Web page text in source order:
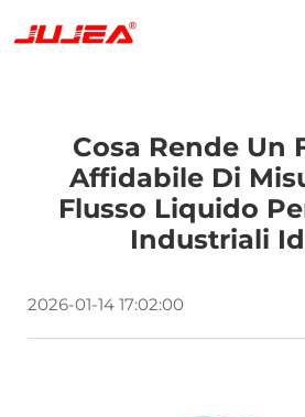
Cosa Rende Un
Affidabile Di
Flusso Liquido
Industriali
2026-01-14 17:02:00